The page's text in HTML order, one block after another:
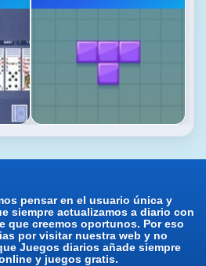
pensar en el usuario única y
siempre actualizamos a diario con
que creemos oportunos. Por eso
por visitar nuestra web y no
Juegos diarios añade siempre
y juegos gratis.